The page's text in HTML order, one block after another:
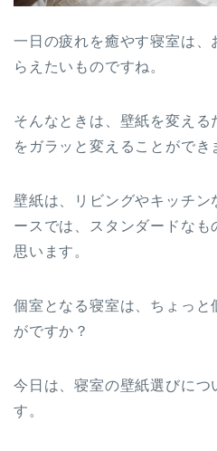
一日の疲れを癒やす寝室は、
らえたいものですね。
そんなときは、壁紙を変え
をガラッと変えることができ
壁紙は、リビングやキッチ
ースでは、スタンダードなも
思います。
個室となる寝室は、ちょっと
がですか？
今日は、寝室の壁紙選びにつ
す。